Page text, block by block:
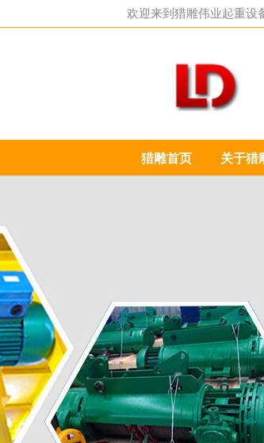
欢迎来到猎雕伟业起重设
猎雕首页 关于猎